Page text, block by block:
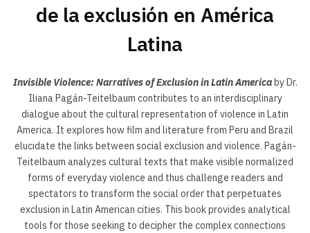
de la exclusión en América
Latina
Invisible Violence: Narratives of Exclusion in Latin Americaby Dr.
Iliana Pagán-Teitelbaum contributes to an interdisciplinary
dialogue about the cultural representation of violence in Latin
America. It explores how film and literature from Peru and Brazil
elucidate the links between social exclusion and violence. Pagán-
Teitelbaum analyzes cultural texts that make visible normalized
forms of everyday violence and thus challenge readers and
spectators to transform the social order that perpetuates
exclusion in Latin American cities. This book provides analytical
tools for those seeking to decipher the complex connections